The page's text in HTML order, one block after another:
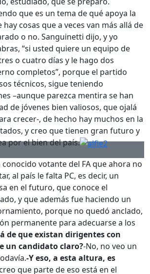
que es un tema de qué apoya la
cosas que a veces van más allá de
o no. Sanguinetti dijo, y yo
“si usted quiere un equipo de
o cuatro días y le hago dos
completos”, porque el partido
técnicos, sigue teniendo
–aunque parezca mentira se han
de jóvenes bien valiosos, que ojalá
crecer-, de hecho hay muchos en la
y creo que tienen gran futuro y
por el bien del país.
votante del FA que ahora no
al país le falta PC, es decir, un
en el futuro, que conoce el
y que además fue haciendo un
porque no quedó anclado,
permanente para adecuarse a los
de que existan dirigentes con
un candidato claro?-No, no veo un
-Y eso, a esta altura, es
que parte de eso está en el